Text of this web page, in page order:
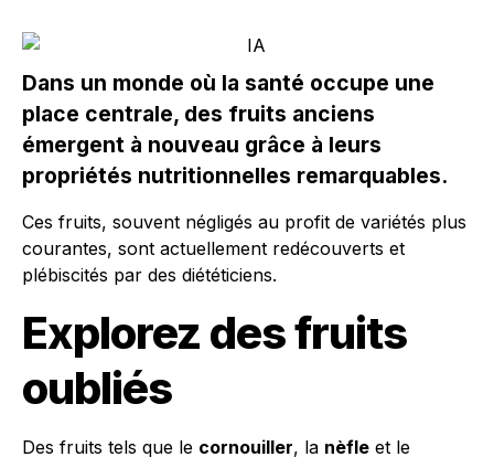
Dans un monde où la santé occupe une
place centrale, des fruits anciens
émergent à nouveau grâce à leurs
propriétés nutritionnelles remarquables.
Ces fruits, souvent négligés au profit de variétés plus
courantes, sont actuellement redécouverts et
plébiscités par des diététiciens.
Explorez des fruits
oubliés
Des fruits tels que le cornouiller, la nèfle et le